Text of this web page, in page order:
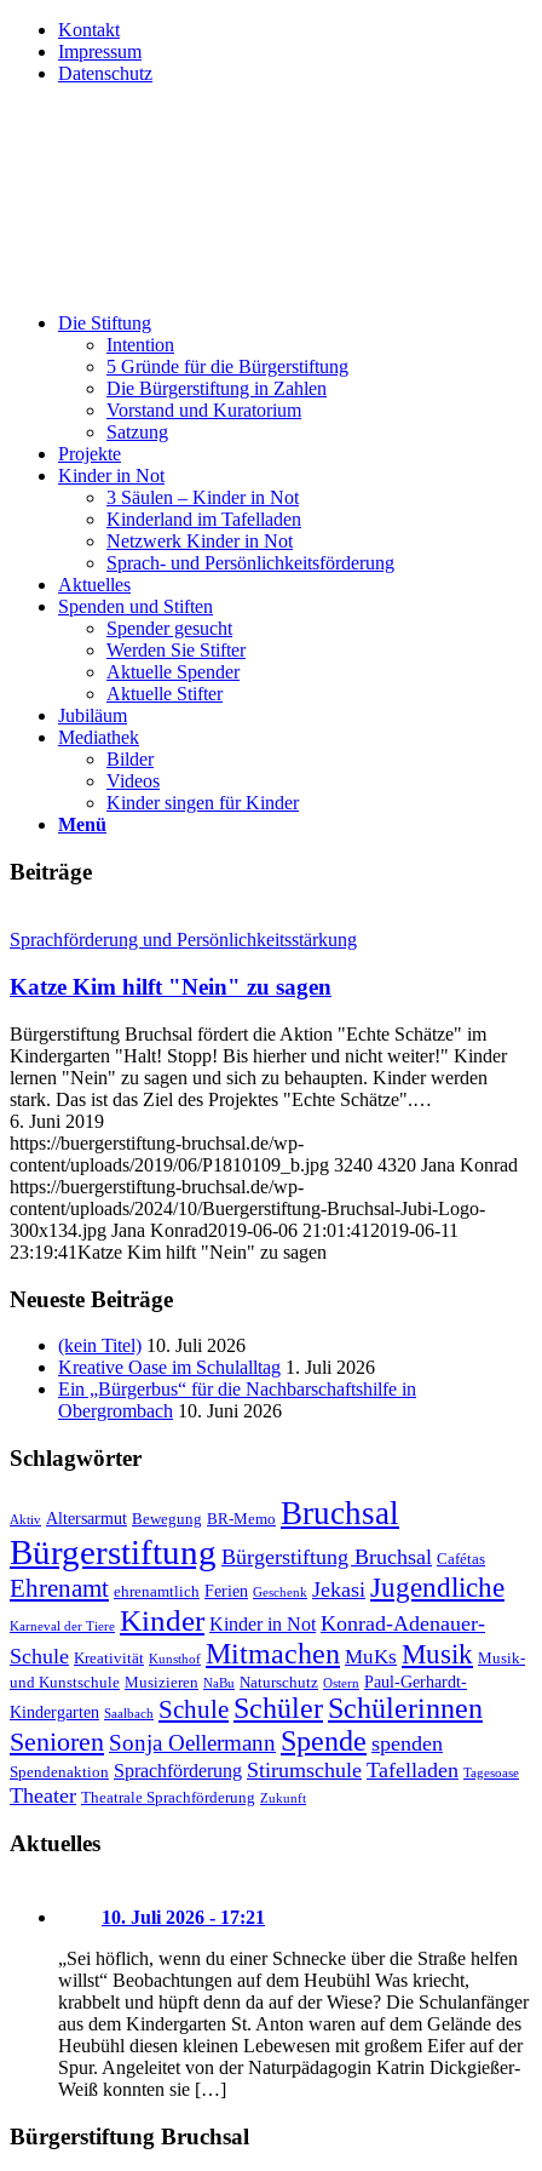
Kontakt
Impressum
Datenschutz
Die Stiftung
Intention
5 Gründe für die Bürgerstiftung
Die Bürgerstiftung in Zahlen
Vorstand und Kuratorium
Satzung
Projekte
Kinder in Not
3 Säulen – Kinder in Not
Kinderland im Tafelladen
Netzwerk Kinder in Not
Sprach- und Persönlichkeits­förderung
Aktuelles
Spenden und Stiften
Spender gesucht
Werden Sie Stifter
Aktuelle Spender
Aktuelle Stifter
Jubiläum
Mediathek
Bilder
Videos
Kinder singen für Kinder
Menü
Beiträge
Sprachförderung und Persönlichkeits­stärkung
Katze Kim hilft "Nein" zu sagen
Bürgerstiftung Bruchsal fördert die Aktion "Echte Schätze" im
Kindergarten "Halt! Stopp! Bis hierher und nicht weiter!" Kinder
lernen "Nein" zu sagen und sich zu behaupten. Kinder werden
stark. Das ist das Ziel des Projektes "Echte Schätze".…
6. Juni 2019
https://buergerstiftung-bruchsal.de/wp-
content/uploads/2019/06/P1810109_b.jpg 3240 4320 Jana Konrad
https://buergerstiftung-bruchsal.de/wp-
content/uploads/2024/10/Buergerstiftung-Bruchsal-Jubi-Logo-
300x134.jpg Jana Konrad2019-06-06 21:01:41 2019-06-11
23:19:41Katze Kim hilft "Nein" zu sagen
Neueste Beiträge
(kein Titel) 10. Juli 2026
Kreative Oase im Schulalltag 1. Juli 2026
Ein „Bürgerbus“ für die Nachbarschaftshilfe in
Obergrombach 10. Juni 2026
Schlagwörter
Aktiv Altersarmut Bewegung BR-Memo Bruchsal
Bürgerstiftung Bürgerstiftung Bruchsal Cafétas
Ehrenamt ehrenamtlich Ferien Geschenk Jekasi Jugendliche
Karneval der Tiere Kinder Kinder in Not Konrad-Adenauer-
Schule Kreativität Kunsthof Mitmachen MuKs Musik Musik-
und Kunstschule Musizieren NaBu Naturschutz Ostern Paul-Gerhardt-
Kindergarten Saalbach Schule SchülerSchülerinnen
Senioren Sonja Oellermann Spende spenden
Spendenaktion Sprachförderung Stirumschule Tafelladen Tagesoase
Theater Theatrale Sprachförderung Zukunft
Aktuelles
10. Juli 2026 - 17:21
„Sei höflich, wenn du einer Schnecke über die Straße helfen
willst“ Beobachtungen auf dem Heubühl Was kriecht,
krabbelt und hüpft denn da auf der Wiese? Die Schulanfänger
aus dem Kindergarten St. Anton waren auf dem Gelände des
Heubühl diesen kleinen Lebewesen mit großem Eifer auf der
Spur. Angeleitet von der Naturpädagogin Katrin Dickgießer-
Weiß konnten sie […]
Bürgerstiftung Bruchsal